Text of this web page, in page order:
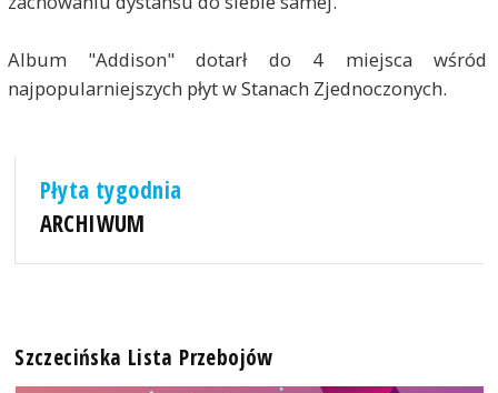
Album "Addison" dotarł do 4 miejsca wśród
najpopularniejszych płyt w Stanach Zjednoczonych.
Płyta tygodnia
ARCHIWUM
Szczecińska Lista Przebojów